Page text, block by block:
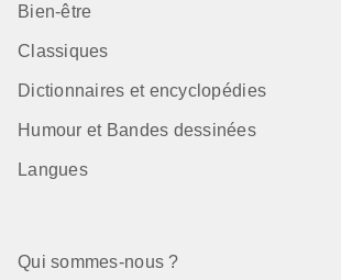
Bien-être
Classiques
Dictionnaires et encyclopédies
Humour et Bandes dessinées
Langues
Qui sommes-nous ?